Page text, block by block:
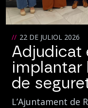
22 DE JULIOL 2026
Adjudicat
implantar
de
L’Ajuntament de